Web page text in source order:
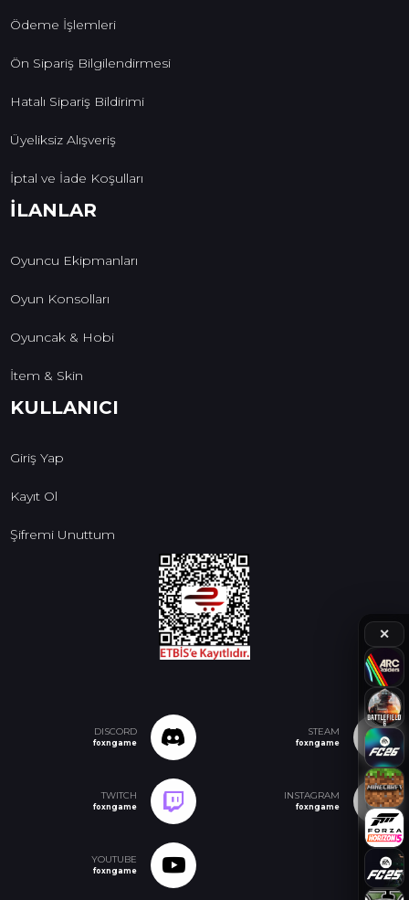
✕
Ödeme İşlemleri
Ön Sipariş Bilgilendirmesi
Hatalı Sipariş Bildirimi
Üyeliksiz Alışveriş
İptal ve İade Koşulları
İLANLAR
Oyuncu Ekipmanları
Oyun Konsolları
Oyuncak & Hobi
İtem & Skin
KULLANICI
Giriş Yap
Kayıt Ol
Şifremi Unuttum
DISCORD
foxngame
STEAM
foxngame
TWITCH
foxngame
INSTAGRAM
foxngame
YOUTUBE
foxngame